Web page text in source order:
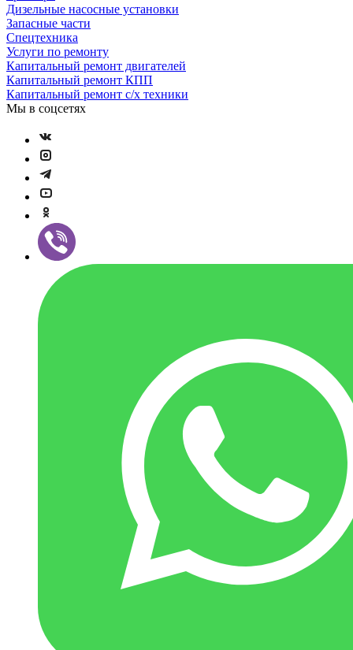
Дизельные насосные установки
Запасные части
Спецтехника
Услуги по ремонту
Капитальный ремонт двигателей
Капитальный ремонт КПП
Капитальный ремонт с/х техники
Мы в соцсетях